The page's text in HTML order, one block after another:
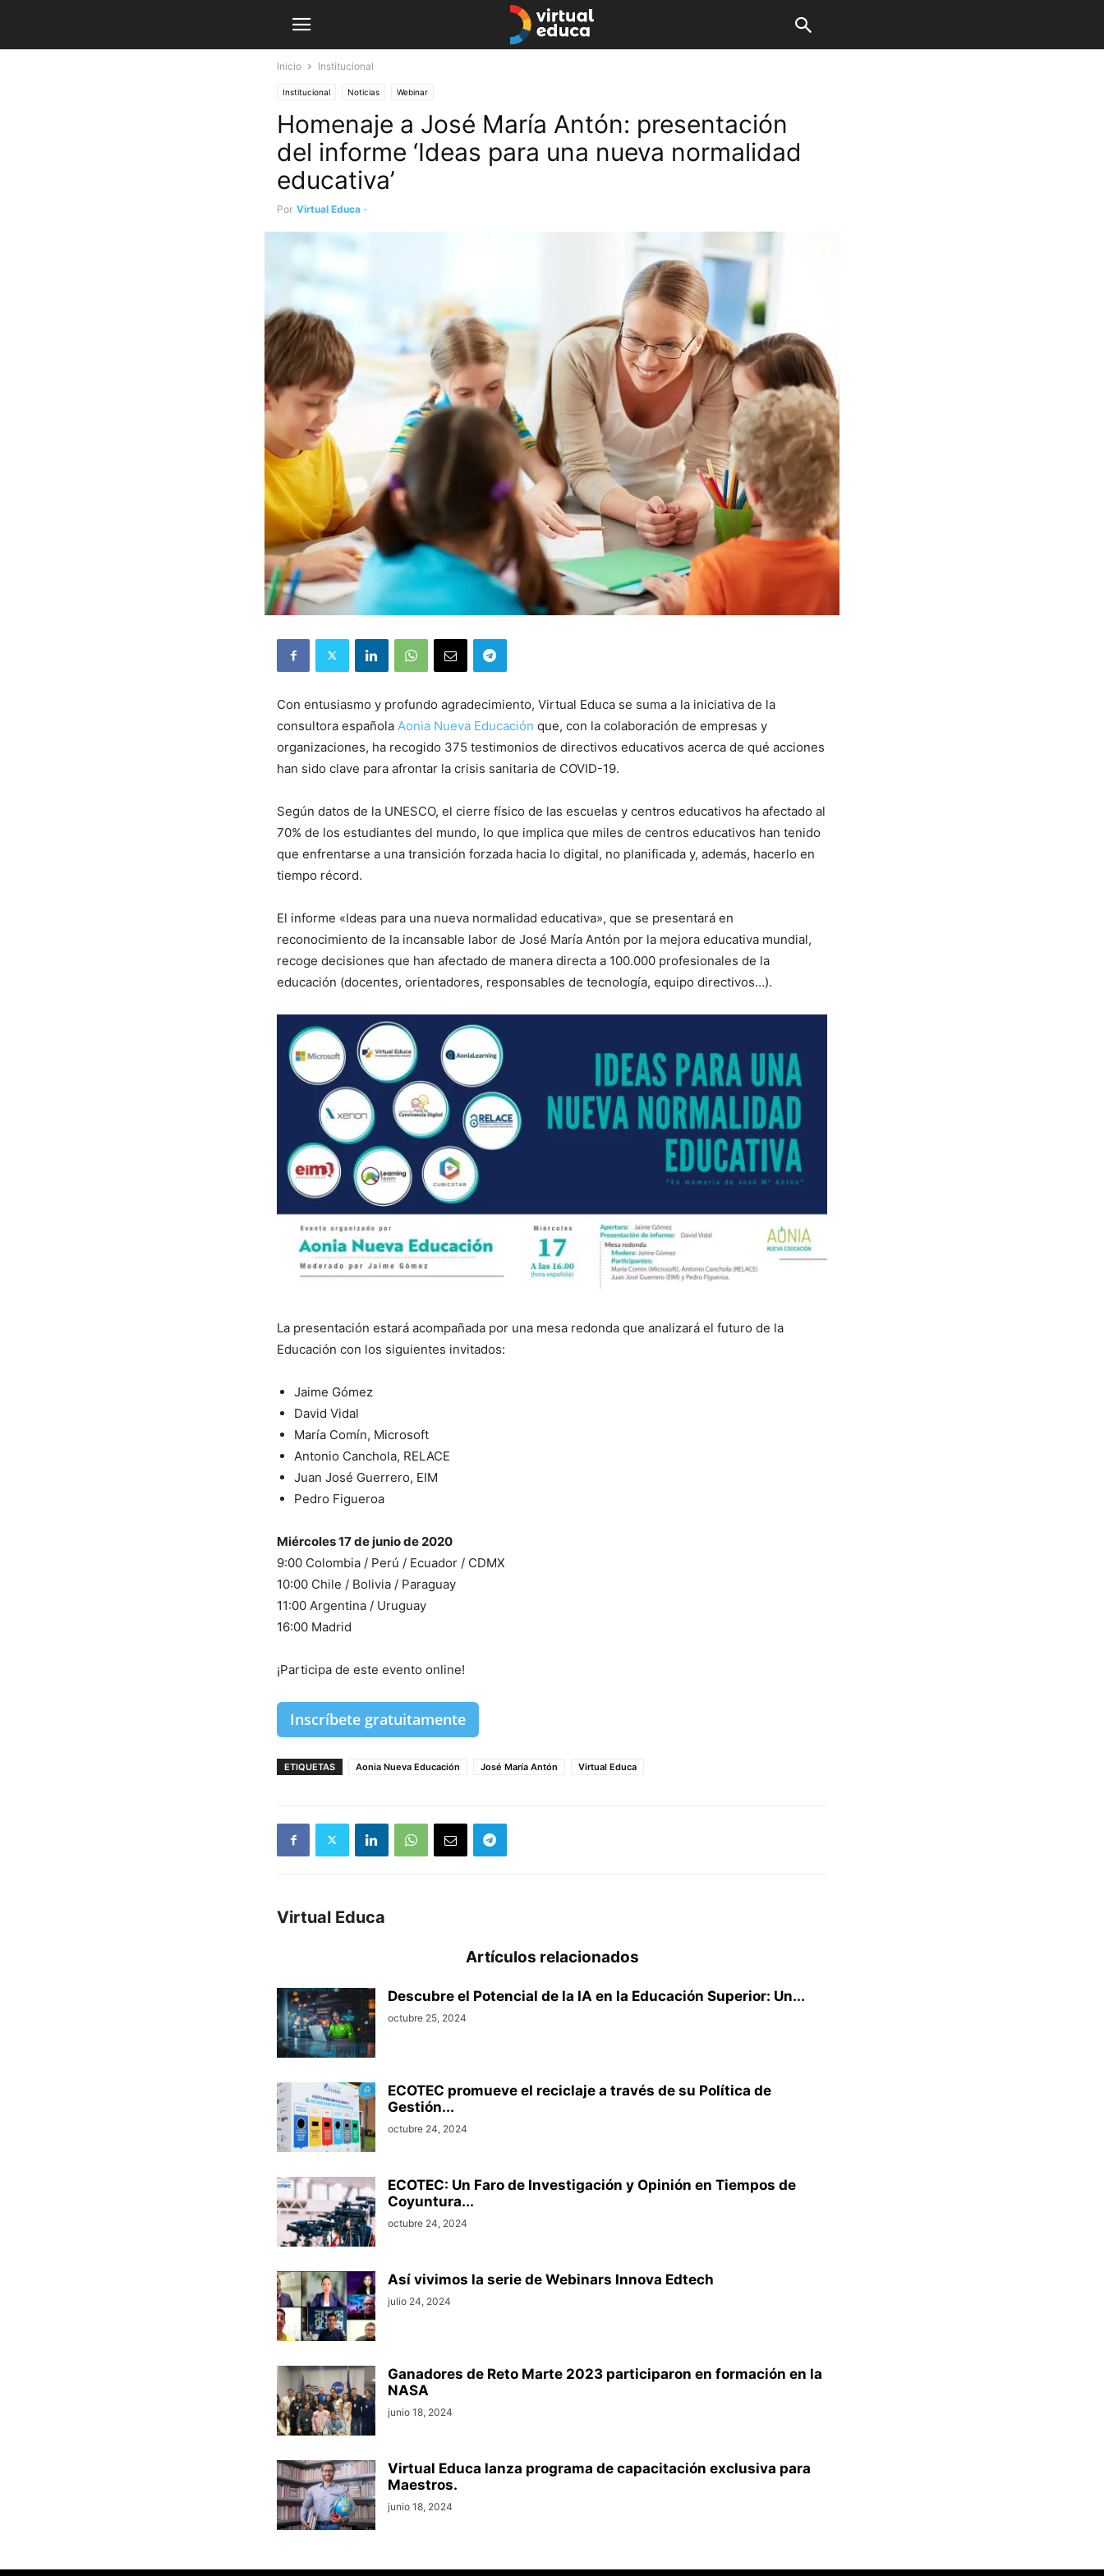
Inicio Institucional
Institucional Noticias Webinar
Homenaje a José María Antón: presentación
del informe ‘Ideas para una nueva normalidad
educativa’
Por Virtual Educa -
Con entusiasmo y profundo agradecimiento, Virtual Educa se suma a la iniciativa de la
consultora española Aonia Nueva Educación que, con la colaboración de empresas y
organizaciones, ha recogido 375 testimonios de directivos educativos acerca de qué acciones
han sido clave para afrontar la crisis sanitaria de COVID-19.
Según datos de la UNESCO, el cierre físico de las escuelas y centros educativos ha afectado al
70% de los estudiantes del mundo, lo que implica que miles de centros educativos han tenido
que enfrentarse a una transición forzada hacia lo digital, no planificada y, además, hacerlo en
tiempo récord.
El informe «Ideas para una nueva normalidad educativa», que se presentará en
reconocimiento de la incansable labor de José María Antón por la mejora educativa mundial,
recoge decisiones que han afectado de manera directa a 100.000 profesionales de la
educación (docentes, orientadores, responsables de tecnología, equipo directivos…).
La presentación estará acompañada por una mesa redonda que analizará el futuro de la
Educación con los siguientes invitados:
Jaime Gómez
David Vidal
María Comín, Microsoft
Antonio Canchola, RELACE
Juan José Guerrero, EIM
Pedro Figueroa
Miércoles 17 de junio de 2020
9:00 Colombia / Perú / Ecuador / CDMX
10:00 Chile / Bolivia / Paraguay
11:00 Argentina / Uruguay
16:00 Madrid
¡Participa de este evento online!
Inscríbete gratuitamente
ETIQUETAS Aonia Nueva Educación José María Antón Virtual Educa
Virtual Educa
Artículos relacionados
Descubre el Potencial de la IA en la Educación Superior: Un...
octubre 25, 2024
ECOTEC promueve el reciclaje a través de su Política de
Gestión...
octubre 24, 2024
ECOTEC: Un Faro de Investigación y Opinión en Tiempos de
Coyuntura...
octubre 24, 2024
Así vivimos la serie de Webinars Innova Edtech
julio 24, 2024
Ganadores de Reto Marte 2023 participaron en formación en la
NASA
junio 18, 2024
Virtual Educa lanza programa de capacitación exclusiva para
Maestros.
junio 18, 2024